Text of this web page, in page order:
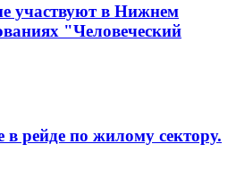
участвуют в Нижнем
"Человеческий
рейде по жилому сектору.